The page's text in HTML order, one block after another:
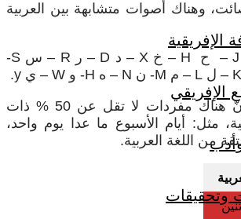
الإفريقية
الإفريقي
وتحقيقات
صامت، و15 صائت، وهناك أصوات متشابهة بين العربية
ب B – ت T- ج J – ح H – خ X – د D – ر R – س S-
إضافة إلى هذا فإنّ هناك مفردات لا تقل عن 50 % ذات
مثل: أيام الأسبوع ما عدا يوم واحد،
من اللغة العربية.